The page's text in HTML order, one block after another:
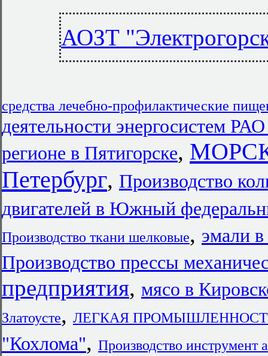
АОЗТ
средства лечебно-профилактические
деятельности энергосистем
регионе в Пятигорске,
Петербург, Производство
двигателей в Южный
Производство ткани шелковые, эмали
Производство прессы
предприятия, мясо в
Златоусте, ЛЕГКАЯ
"Кохлома", Производство инструмент